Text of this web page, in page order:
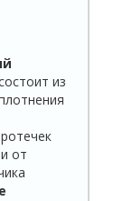
из
от